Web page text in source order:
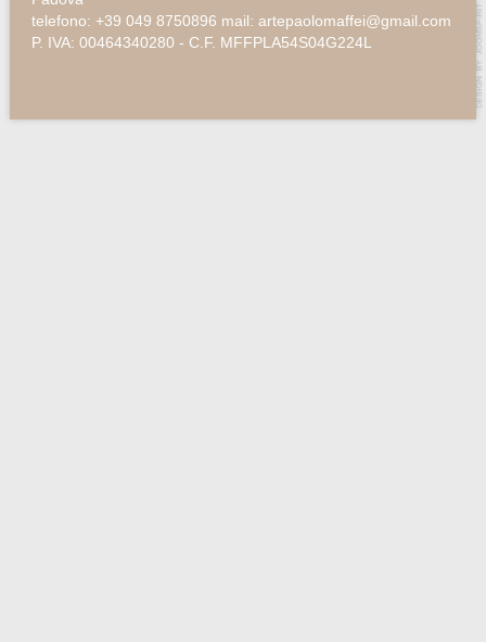
telefono: +39 049 8750896 mail: artepaolomaffei@gmail.com
P. IVA: 00464340280 - C.F. MFFPLA54S04G224L